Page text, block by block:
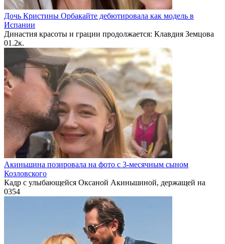
Дочь Кристины Орбакайте дебютировала как модель в
Испании
Династия красоты и грации продолжается: Клавдия Земцова
01.2к.
Акиньшина позировала на фото с 3-месячным сыном
Козловского
Кадр с улыбающейся Оксаной Акиньшиной, держащей на
0354